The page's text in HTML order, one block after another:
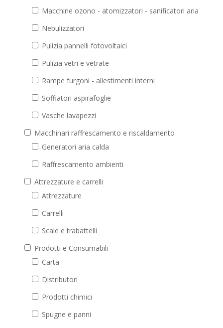
Macchine ozono - atomizzatori - sanificatori aria
Nebulizzatori
Pulizia pannelli fotovoltaici
Pulizia vetri e vetrate
Rampe furgoni - allestimenti interni
Soffiatori aspirafoglie
Vasche lavapezzi
Macchinari raffrescamento e riscaldamento
Generatori aria calda
Raffrescamento ambienti
Attrezzature e carrelli
Attrezzature
Carrelli
Scale e trabattelli
Prodotti e Consumabili
Carta
Distributori
Prodotti chimici
Spugne e panni